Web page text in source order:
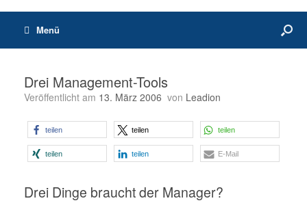
Menü
Drei Management-Tools
Veröffentlicht am 13. März 2006 von Leadion
teilen teilen teilen
teilen teilen E-Mail
Drei Dinge braucht der Manager?